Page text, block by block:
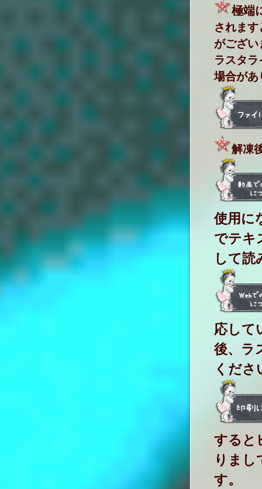
極端
されま
がござい
ラスタ
場合があ
解凍
使用に
でテキ
して読
応して
後、ラ
くださ
すると
りまし
す。